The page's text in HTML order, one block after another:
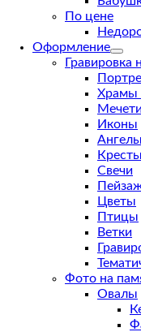
По цене
Оформление
Гравировка
Храмы
Мечети
Иконы
Ангелы
Кресты
Свечи
Цветы
Птицы
Ветки
Фото на
Овалы